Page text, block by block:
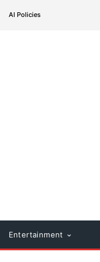
AI Policies
Entertainment